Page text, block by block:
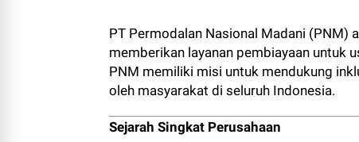
PT Permodalan Nasional Madani (PNM)
memberikan layanan pembiayaan untuk
PNM memiliki misi untuk mendukung
oleh masyarakat di seluruh Indonesia.
Sejarah Singkat Perusahaan